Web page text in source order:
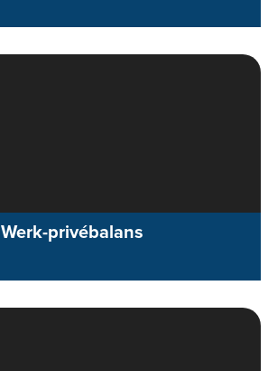
Werk-privébalans